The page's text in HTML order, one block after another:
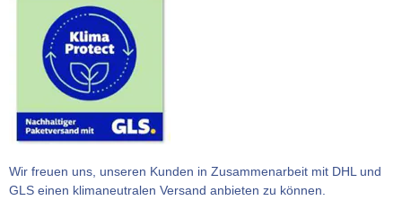
Wir freuen uns, unseren Kunden in Zusammenarbeit mit DHL und
GLS einen klimaneutralen Versand anbieten zu können.